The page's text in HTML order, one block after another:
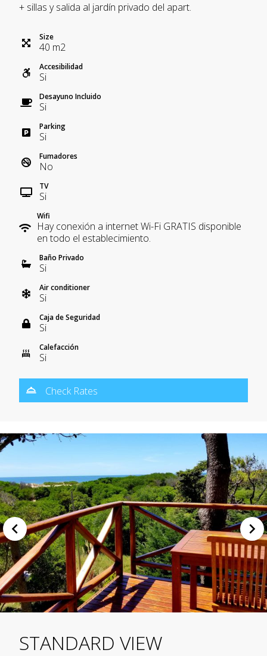
+ sillas y salida al jardín privado del apart.
Size
40 m2
Accesibilidad
Si
Desayuno Incluido
Si
Parking
Si
Fumadores
No
TV
Si
Wifi
Hay conexión a internet Wi-Fi GRATIS disponible
en todo el establecimiento.
Baño Privado
Si
Air conditioner
Si
Caja de Seguridad
Si
Calefacción
Si
Check Rates
STANDARD VIEW